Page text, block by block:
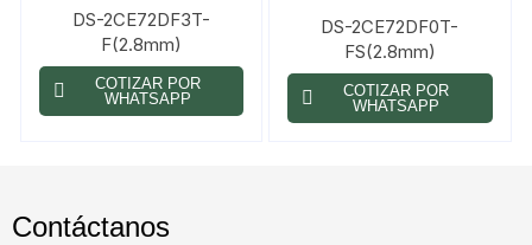
DS-2CE72DF3T-
F(2.8mm)
COTIZAR POR
WHATSAPP
DS-2CE72DF0T-
FS(2.8mm)
COTIZAR POR
WHATSAPP
Contáctanos